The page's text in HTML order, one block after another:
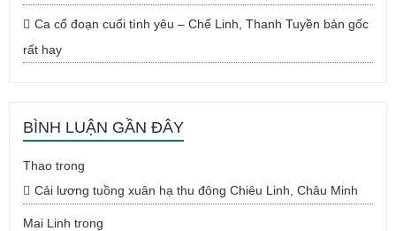
Ca cổ đoạn cuối tình yêu – Chế Linh, Thanh Tuyền bản gốc
rất hay
BÌNH LUẬN GẦN ĐÂY
Thao trong
Cải lương tuồng xuân hạ thu đông Chiêu Linh, Châu Minh
Mai Linh trong